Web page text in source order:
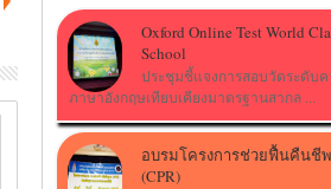
11
2014
Oxford Online Test World
School
ประชุมชี้แจงการสอบวัดระดับ
ภาษาอังกฤษเทียบเคียงมาตรฐานสากล ...
อบรมโครงการช่วยฟื้นคืนชี
(CPR)